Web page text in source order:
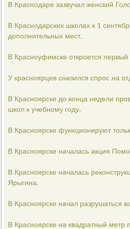
В Краснодаре зазвучал женский
В Краснодарских школах к 1
дополнительных мест.
В Красноуфимске откроется первый
У красноярцев снизился спрос на
В Красноярске до конца недели
школ к учебному году.
В Красноярске функционируют
В Красноярске началась акция
В Красноярске началась
Ярыгина.
В Красноярске начал разрушаться
В Красноярске на квадратный метр